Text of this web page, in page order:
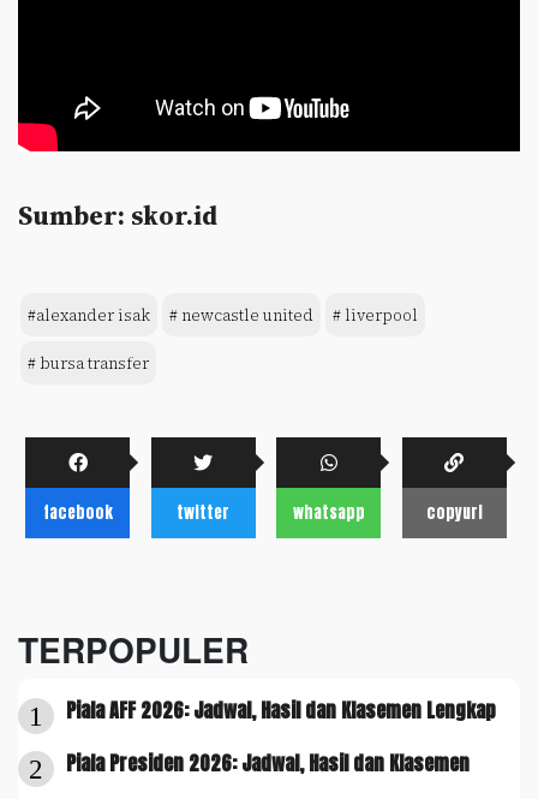
Sumber: skor.id
#alexander isak # newcastle united # liverpool
# bursa transfer
facebook twitter whatsapp copyurl
TERPOPULER
1 Piala AFF 2026: Jadwal, Hasil dan Klasemen Lengkap
2 Piala Presiden 2026: Jadwal, Hasil dan Klasemen